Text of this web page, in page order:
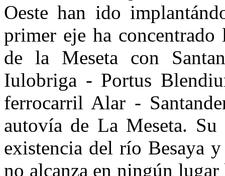
Oeste han ido
primer eje ha
de la Meseta con
Iulobriga - Portus
ferrocarril Alar -
autovía de La Meseta.
existencia del río Besaya
no alcanza en ningún